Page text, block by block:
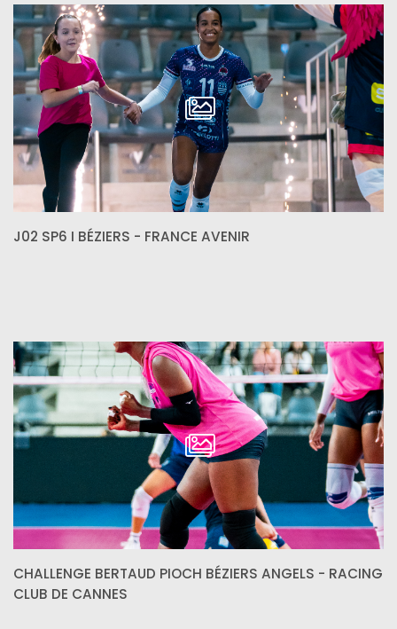
J02 SP6 I BÉZIERS - FRANCE AVENIR
CHALLENGE BERTAUD PIOCH BÉZIERS ANGELS - RACING
CLUB DE CANNES